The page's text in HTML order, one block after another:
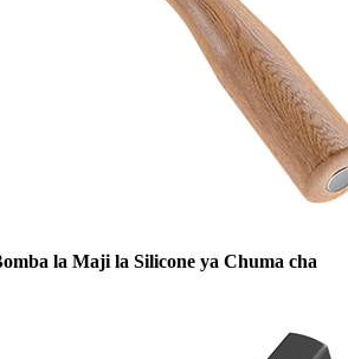
la Maji la Silicone ya Chuma cha